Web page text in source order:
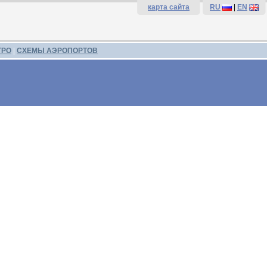
карта сайта RU EN
СХЕМЫ АЭРОПОРТОВ